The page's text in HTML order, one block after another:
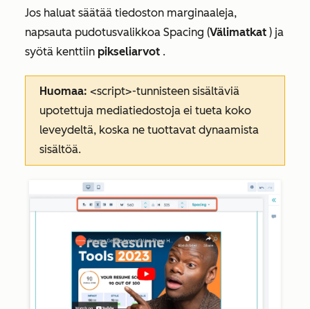
Jos haluat säätää tiedoston marginaaleja,
napsauta pudotusvalikkoa Spacing (Välimatkat ) ja
syötä kenttiin pikseliarvot .
Huomaa: <script>-tunnisteen sisältäviä
upotettuja mediatiedostoja ei tueta koko
leveydeltä, koska ne tuottavat dynaamista
sisältöä.